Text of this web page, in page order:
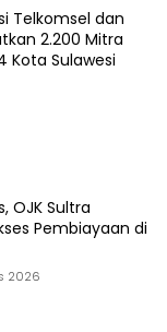
Telkomsel dan
2.200 Mitra
Kota Sulawesi
OJK Sultra
Pembiayaan di
2026